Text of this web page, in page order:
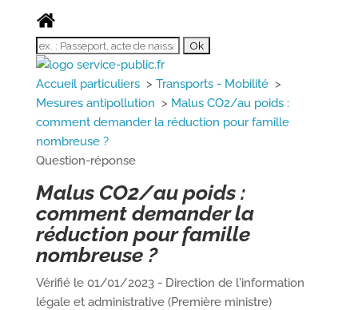
Accueil particuliers > Transports - Mobilité >
Mesures antipollution > Malus CO2/au poids :
comment demander la réduction pour famille
nombreuse ?
Question-réponse
Malus CO2/au poids :
comment demander la
réduction pour famille
nombreuse ?
Vérifié le 01/01/2023 - Direction de l'information
légale et administrative (Première ministre)